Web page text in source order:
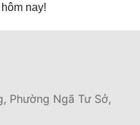
nay!
Phường Ngã Tư Sở,